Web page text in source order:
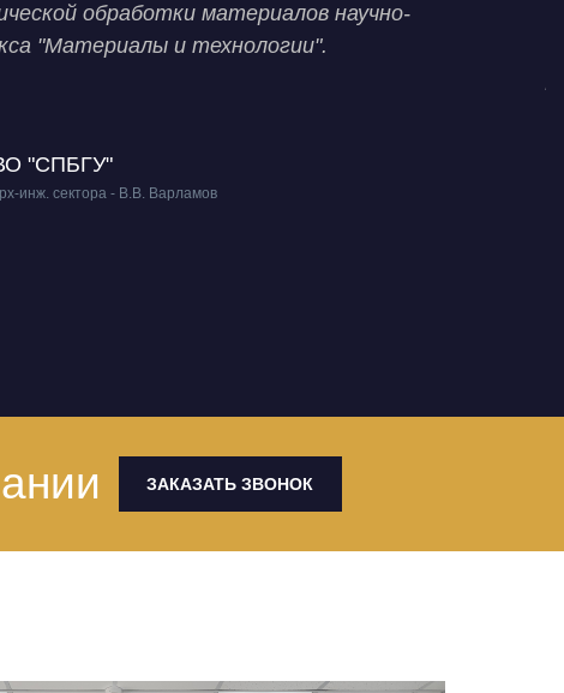
обработки материалов научно-
"Материалы и технологии".
"СПБГУ"
инж. сектора - В.В. Варламов
ЗАКАЗАТЬ ЗВОНОК